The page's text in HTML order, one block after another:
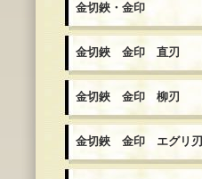
金切鋏・金印
金切鋏 金印 直刃
金切鋏 金印 柳刃
金切鋏 金印 エグリ刃